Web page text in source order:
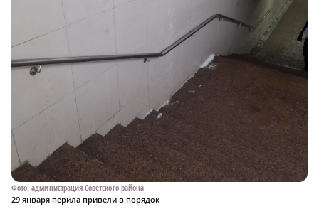
Фото: администрация Советского района
29 января перила привели в порядок